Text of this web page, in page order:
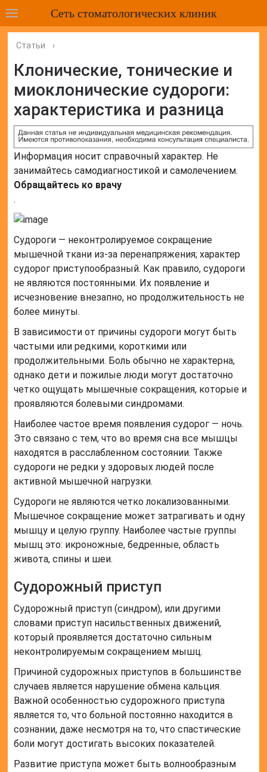
Сеть стоматологических клиник
Статьи ›
Клонические, тонические и
миоклонические судороги:
характеристика и разница
Информация носит справочный характер. Не
занимайтесь самодиагностикой и самолечением.
Обращайтесь ко врачу
.
Судороги — неконтролируемое сокращение
мышечной ткани из-за перенапряжения; характер
судорог приступообразный. Как правило, судороги
не являются постоянными. Их появление и
исчезновение внезапно, но продолжительность не
более минуты.
В зависимости от причины судороги могут быть
частыми или редкими, короткими или
продолжительными. Боль обычно не характерна,
однако дети и пожилые люди могут достаточно
четко ощущать мышечные сокращения, которые и
проявляются болевыми синдромами.
Наиболее частое время появления судорог — ночь.
Это связано с тем, что во время сна все мышцы
находятся в расслабленном состоянии. Также
судороги не редки у здоровых людей после
активной мышечной нагрузки.
Судороги не являются четко локализованными.
Мышечное сокращение может затрагивать и одну
мышцу и целую группу. Наиболее частые группы
мышц это: икроножные, бедренные, область
живота, спины и шеи.
Судорожный приступ
Судорожный приступ (синдром), или другими
словами приступ насильственных движений,
который проявляется достаточно сильным
неконтролируемым сокращением мышц.
Причиной судорожных приступов в большинстве
случаев является нарушение обмена кальция.
Важной особенностью судорожного приступа
является то, что больной постоянно находится в
сознании, даже несмотря на то, что спастические
боли могут достигать высоких показателей.
Развитие приступа может быть волнообразным